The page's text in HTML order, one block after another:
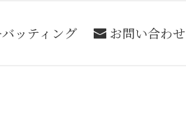
ッティング お問い合わせ